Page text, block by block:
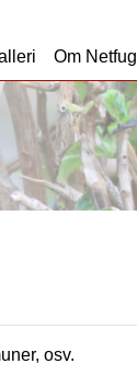
Om Netfugl
osv.